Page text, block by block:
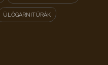
ÜLŐGARNITÚRÁK